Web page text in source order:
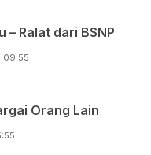
– Ralat dari BSNP
09:55
Orang Lain